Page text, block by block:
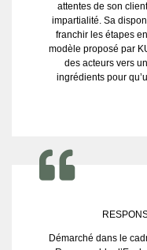
attentes de son
impartialité. Sa
franchir les étapes
modèle proposé par
des acteurs vers
ingrédients pour
Démarché dans le